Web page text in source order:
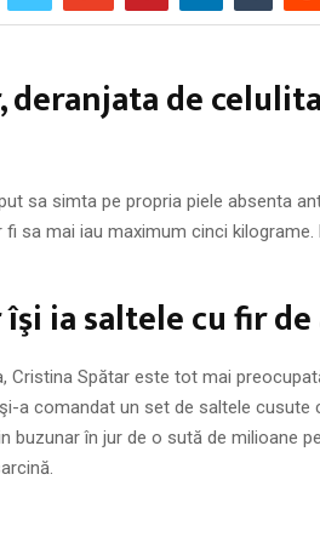
deranjata de
sa simta pe propria piele absenta
fi sa mai iau maximum cinci kilograme.
ia saltele cu fir
Cristina Spătar este tot mai
a comandat un set de saltele cusute
buzunar în jur de o sută de milioane